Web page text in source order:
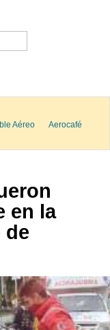
Aéreo
Aerocafé
en la
de